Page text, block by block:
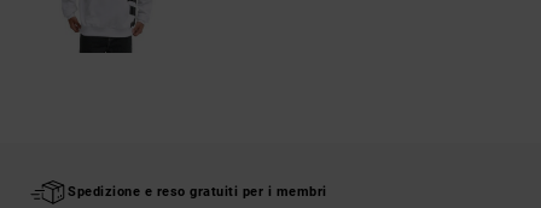
Spedizione e reso gratuiti per i membri